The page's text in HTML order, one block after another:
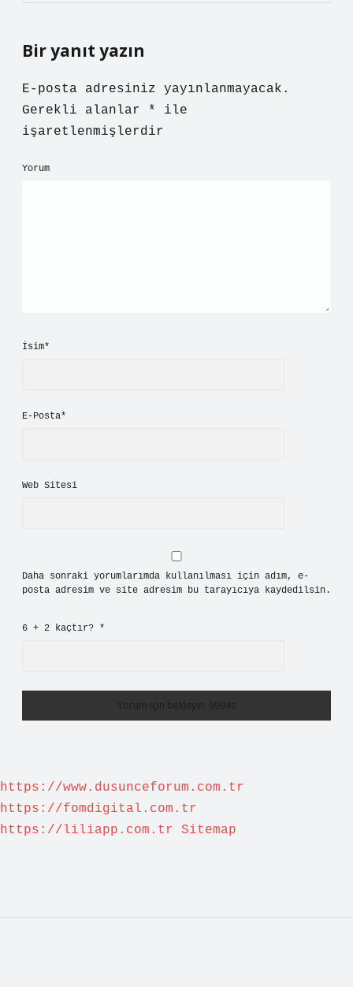
Bir yanıt yazın
E-posta adresiniz yayınlanmayacak.
Gerekli alanlar
*
ile
işaretlenmişlerdir
Yorum
İsim*
E-Posta*
Web Sitesi
Daha sonraki yorumlarımda kullanılması için adım, e-
posta adresim ve site adresim bu tarayıcıya kaydedilsin.
6 + 2 kaçtır? *
https://www.dusunceforum.com.tr
https://fomdigital.com.tr
https://liliapp.com.tr
Sitemap